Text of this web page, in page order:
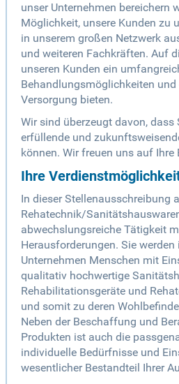
unser Unternehmen bereichern
Möglichkeit, unsere Kunden zu
in unserem großen Netzwerk
und weiteren Fachkräften. Auf
unseren Kunden ein
Behandlungsmöglichkeiten
Versorgung bieten.
Wir sind überzeugt davon, dass
erfüllende und
können. Wir freuen uns auf Ihre
Ihre
In dieser Stellenausschreibung
Rehatechnik/
abwechslungsreiche Tätigkeit
Herausforderungen. Sie werden
Unternehmen Menschen mit
qualitativ hochwertige
Rehabilitationsgeräte und
und somit zu deren
Neben der Beschaffung und
Produkten ist auch die
individuelle Bedürfnisse und
wesentlicher Bestandteil Ihrer